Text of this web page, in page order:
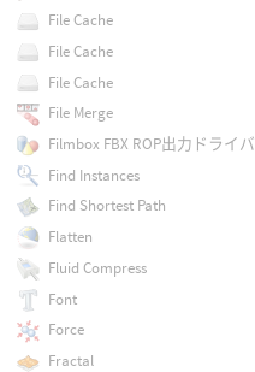
File Cache
File Cache
File Cache
File Merge
Filmbox FBX ROP出力ドライバ
Find Instances
Find Shortest Path
Flatten
Fluid Compress
Font
Force
Fractal